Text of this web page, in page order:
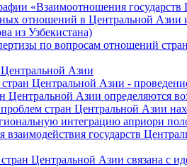
«Взаимоотношения
отношений в Центральной Азии и
из Узбекистана)
по вопросам отношений
Азии
Центральной Азии -
Азии определяются
стран Центральной Азии
интеграцию априори
государств
Центральной Азии связана с